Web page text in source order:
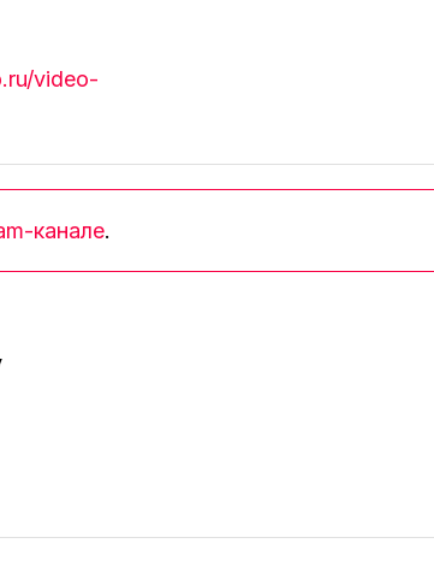
video-
канале.